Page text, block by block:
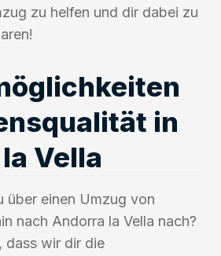
zu helfen und dir dabei zu
in
Vella
über einen Umzug von
nach Andorra la Vella nach?
dass wir dir die